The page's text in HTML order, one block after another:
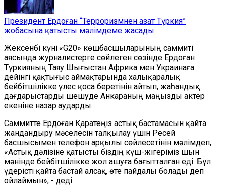
Президент Ердоған “Терроризмнен азат Түркия”
жобасына қатысты мәлімдеме жасады
Жексенбі күні «G20» көшбасшыларының саммиті
аясында журналистерге сөйлеген сөзінде Ердоған
Түркияның Таяу Шығыстан Африка мен Украинаға
дейінгі қақтығыс аймақтарында халықаралық
бейбітшілікке үлес қоса беретінін айтып, жаһандық
дағдарыстарды шешуде Анкараның маңызды актер
екеніне назар аударды.
Саммитте Ердоған Қаратеңіз астық бастамасын қайта
жандандыру мәселесін талқылау үшін Ресей
басшысымен телефон арқылы сөйлесетінін мәлімдеп,
«Астық дәлізіне қатысты біздің күш-жігеріміз шын
мәнінде бейбітшілікке жол ашуға бағытталған еді. Бұл
үдерісті қайта бастай алсақ, өте пайдалы болады деп
ойлаймын», - деді.